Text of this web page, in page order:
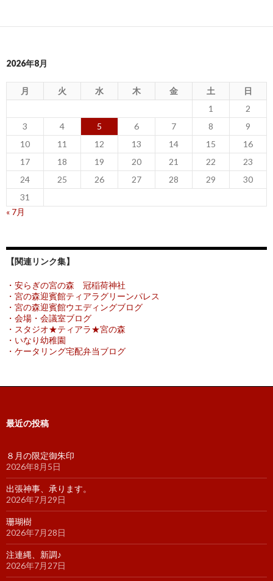
2026年8月
月 火 水 木 金 土
日
1
2
3
4 5 6 7 8
9
10
11 12 13 14 15
16
17
18 19 20 21 22
23
24
25 26 27 28 29
30
31
« 7月
【関連リンク集】
・安らぎの宮の森 冠稲荷神社
・宮の森迎賓館ティアラグリーンパレス
・宮の森迎賓館ウエディングブログ
・会場・会議室ブログ
・スタジオ★ティアラ★宮の森
・いなり幼稚園
・ケータリング宅配弁当ブログ
最近の投稿
８月の限定御朱印
2026年8月5日
出張神事、承ります。
2026年7月29日
珊瑚樹
2026年7月28日
注連縄、新調♪
2026年7月27日